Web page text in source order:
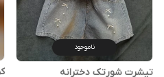
ناموجود
تیشرت شورتک‌ دخترانه